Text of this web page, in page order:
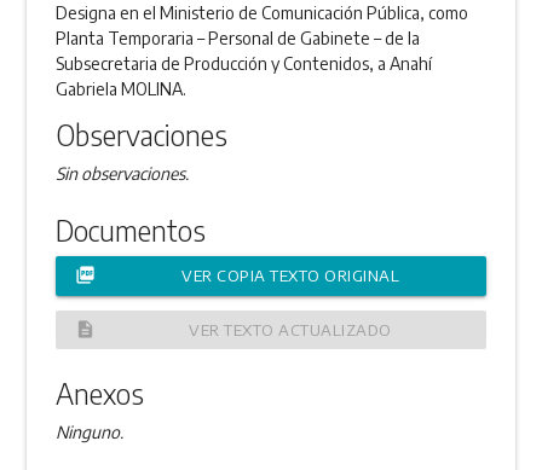
Designa en el Ministerio de Comunicación Pública, como
Planta Temporaria – Personal de Gabinete – de la
Subsecretaria de Producción y Contenidos, a Anahí
Gabriela MOLINA.
Observaciones
Sin observaciones.
Documentos
picture_as_pdf VER COPIA TEXTO ORIGINAL
description VER TEXTO ACTUALIZADO
Anexos
Ninguno.